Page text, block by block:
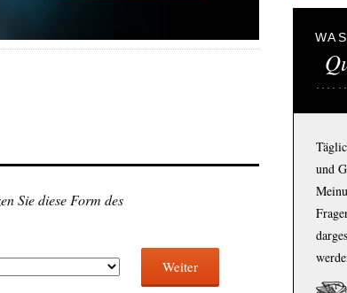
Sie diese Form des
Weiter
und